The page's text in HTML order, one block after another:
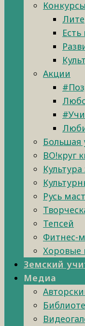
Конкурсы
Есть
Акции
Большая
ВО!круг
Русь
Тепсей
Фитнес-
Хоровые
Земский
Медиа